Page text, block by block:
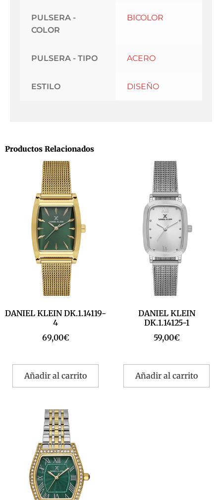
PULSERA -
COLOR
BICOLOR
PULSERA - TIPO ACERO
ESTILO DISEÑO
Productos Relacionados
DANIEL KLEIN DK.1.14119-
4
69,00€
Añadir al carrito
DANIEL KLEIN
DK.1.14125-1
59,00€
Añadir al carrito